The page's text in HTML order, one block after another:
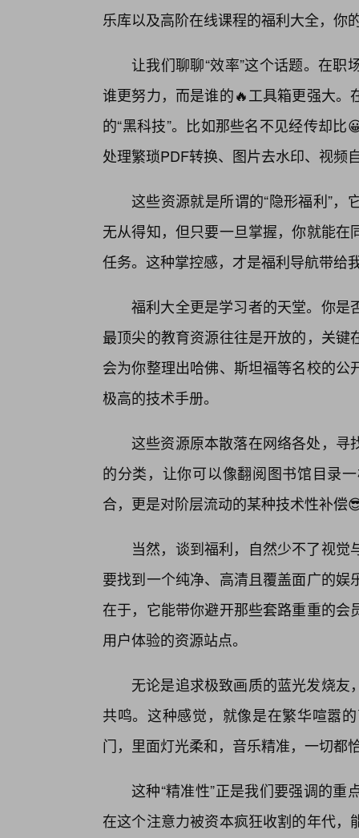
乐库以及高阶在线课程的福利大全，你
让我们聊聊“效率”这个话题。在
谁更努力，而是谁的🔥工具箱更强大
的“黑科技”。比如那些名不见经传却
处理繁琐PDF转换、图片去水印、视频
这些资源就是所谓的“隐形福利”
无从得知，但只要一旦掌握，你就能
任务。这种掌控感，才是福利导航带给
福利大全更是学习者的天堂。你是
最顶尖的教育资源往往是开放的，关
会为你整理出哈佛、斯坦福等名校的
极高的技术手册。
这些资源原本散落在网络各处，
的分类，让你可以像翻阅图书馆目录
合，更是对阶层流动的某种技术性补偿
当然，谈到福利，自然少不了视
要找到一个纯净、高清且覆盖面广的
在于，它能带你避开那些套路重重的
用户体验的资源站点。
无论是追求极致画质的蓝光发烧
共鸣。这种感觉，就像是在繁华喧嚣
门，里面灯光柔和，音乐精准，一切都
这种“精准性”正是我们要强调的
在这个注意力被资本疯狂收割的年代